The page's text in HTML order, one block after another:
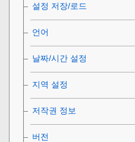
설정 저장/로드
언어
날짜/시간 설정
지역 설정
저작권 정보
버전